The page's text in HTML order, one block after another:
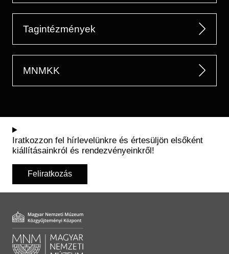
Tagintézmények
MNMKK
Iratkozzon fel hírlevelünkre és értesüljön elsőként
kiállításainkról és rendezvényeinkről!
Feliratkozás